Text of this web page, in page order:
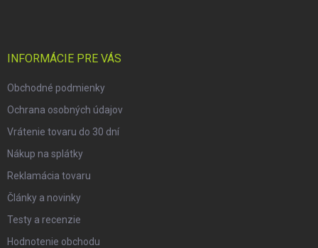
INFORMÁCIE PRE VÁS
Obchodné podmienky
Ochrana osobných údajov
Vrátenie tovaru do 30 dní
Nákup na splátky
Reklamácia tovaru
Články a novinky
Testy a recenzie
Hodnotenie obchodu